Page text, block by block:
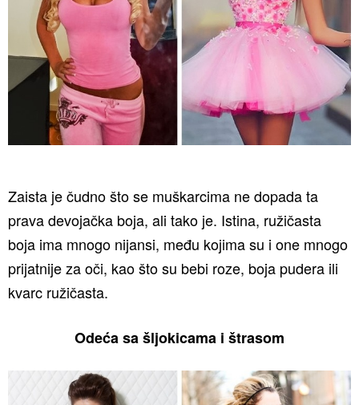
Zaista je čudno što se muškarcima ne dopada ta
prava devojačka boja, ali tako je. Istina, ružičasta
boja ima mnogo nijansi, među kojima su i one mnogo
prijatnije za oči, kao što su bebi roze, boja pudera ili
kvarc ružičasta.
Odeća sa šljokicama i štrasom